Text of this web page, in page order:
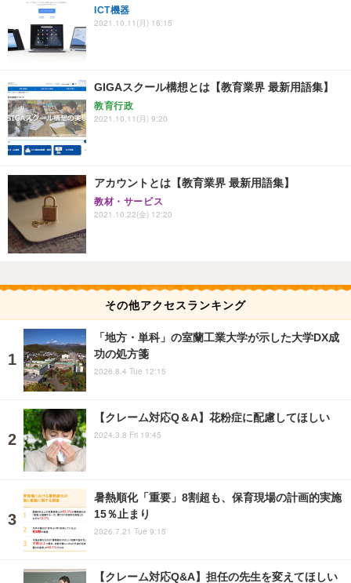
ICT機器
2021.10.11(月) 16:15
GIGAスクール構想とは【教育業界 最新用語集】
教育行政
2021.10.11(月) 9:20
アカウントとは【教育業界 最新用語集】
教材・サービス
2021.10.22(金) 12:20
その他アクセスランキング
「地方・単科」の室蘭工業大学が示した大学DX成
功の処方箋
2026.8.4 Tue 12:15
【クレーム対応Q＆A】花粉症に配慮してほしい
2024.3.8 Fri 19:45
暑熱順化「重要」8割超も、保育現場の計画的実施
15％止まり
2026.7.21 Tue 9:15
【クレーム対応Q&A】担任の先生を変えてほしい